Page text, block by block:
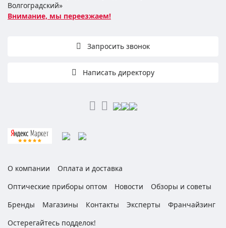
Волгоградский»
Внимание, мы переезжаем!
Запросить звонок
Написать директору
О компании
Оплата и доставка
Оптические приборы оптом
Новости
Обзоры и советы
Бренды
Магазины Контакты Эксперты
Франчайзинг
Остерегайтесь подделок!